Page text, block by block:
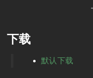
下载
默认下载